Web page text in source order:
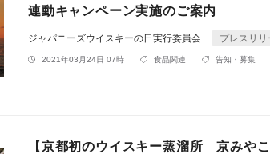
連動キャンペーン実施のご案内
ジャパニーズウイスキーの日実行委員会 プレスリリ
2021年03月24日 07時 食品関連 告知・募集
【京都初のウイスキー蒸溜所 京みや